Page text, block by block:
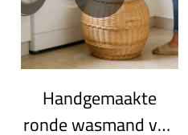
Handgemaakte
ronde wasmand van